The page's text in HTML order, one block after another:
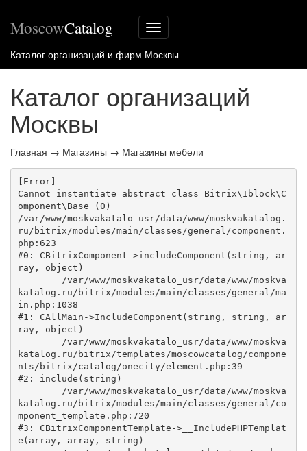
Меню
сайта
MoscowCatalog
Каталог организаций и фирм Москвы
Каталог организаций
Москвы
Главная → Магазины → Магазины мебели
[Error]
Cannot instantiate abstract class Bitrix\Iblock\C
omponent\Base (0)
/var/www/moskvakatalo_usr/data/www/moskvakatalog.
ru/bitrix/modules/main/classes/general/component.
php:623
#0: CBitrixComponent->includeComponent(string, ar
ray, object)
katalog.ru/bitrix/modules/main/classes/general/ma
in.php:1038
#1: CAllMain->IncludeComponent(string, string, ar
ray, object)
katalog.ru/bitrix/templates/moscowcatalog/compone
nts/bitrix/catalog/onecity/element.php:39
#2: include(string)
katalog.ru/bitrix/modules/main/classes/general/co
mponent_template.php:720
#3: CBitrixComponentTemplate->__IncludePHPTemplat
e(array, array, string)